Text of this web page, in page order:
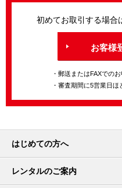
初めてお取引する場合
お客様
・郵送またはFAXでの
・審査期間に5営業日ほ
はじめての方へ
レンタルのご案内